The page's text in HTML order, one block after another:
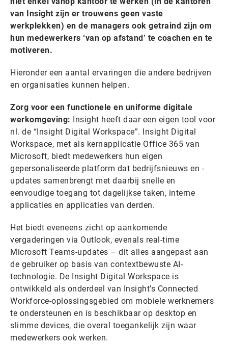
van Insight zijn er trouwens geen vaste
werkplekken) en de managers ook getraind zijn om
hun medewerkers ‘van op afstand’ te coachen en te
motiveren.
Hieronder een aantal ervaringen die andere bedrijven
en organisaties kunnen helpen.
Zorg voor een functionele en uniforme digitale
werkomgeving: Insight heeft daar een eigen tool voor
nl. de “Insight Digital Workspace”. Insight Digital
Workspace, met als kernapplicatie Office 365 van
Microsoft, biedt medewerkers hun eigen
gepersonaliseerde platform dat bedrijfsnieuws en -
updates samenbrengt met daarbij snelle en
eenvoudige toegang tot dagelijkse taken, interne
applicaties en applicaties van derden.
Het biedt eveneens zicht op aankomende
vergaderingen via Outlook, evenals real-time
Microsoft Teams-updates – dit alles aangepast aan
de gebruiker op basis van contextbewuste AI-
technologie. De Insight Digital Workspace is
ontwikkeld als onderdeel van Insight’s Connected
Workforce-oplossingsgebied om mobiele werknemers
te ondersteunen en is beschikbaar op desktop en
slimme devices, die overal toegankelijk zijn waar
medewerkers ook werken.